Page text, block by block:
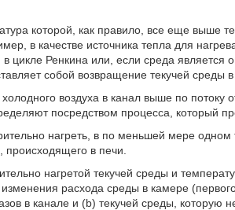
которой, как правило, все еще выше
в качестве источника тепла для
цикле Ренкина или, если среда является
собой возвращение текучей среды в
воздуха в канал выше по потоку
посредством процесса, который
нагреть, в по меньшей мере одном
в печи.
нагретой текучей среды и
расхода среды в камере
в канале и (b) текучей среды, которую